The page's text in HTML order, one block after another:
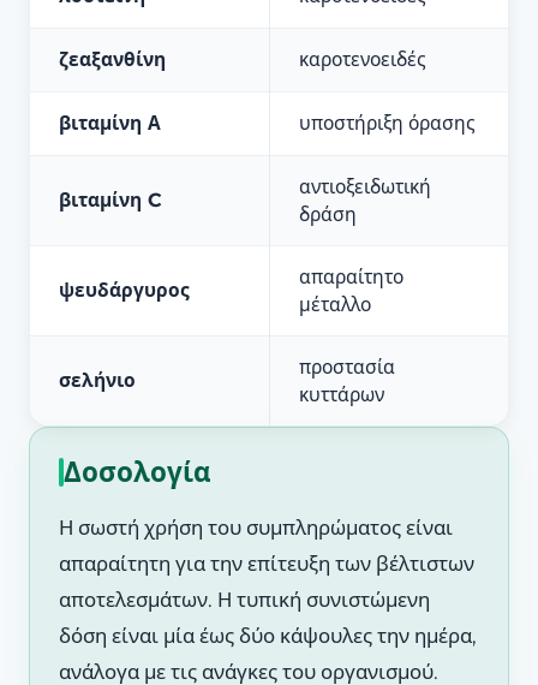
ζεαξανθίνη καροτενοειδές
βιταμίνη Α υποστήριξη όρασης
βιταμίνη C
αντιοξειδωτική
δράση
ψευδάργυρος
απαραίτητο
μέταλλο
σελήνιο
προστασία
κυττάρων
Δοσολογία
Η σωστή χρήση του συμπληρώματος είναι
απαραίτητη για την επίτευξη των βέλτιστων
αποτελεσμάτων. Η τυπική συνιστώμενη
δόση είναι μία έως δύο κάψουλες την ημέρα,
ανάλογα με τις ανάγκες του οργανισμού.